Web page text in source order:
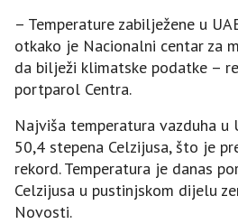
– Temperature zabilježene u
otkako je Nacionalni centar za
da bilježi klimatske podatke –
portparol Centra.
Najviša temperatura vazduha u
50,4 stepena Celzijusa, što je
rekord. Temperatura je danas
Celzijusa u pustinjskom dijelu
Novosti.